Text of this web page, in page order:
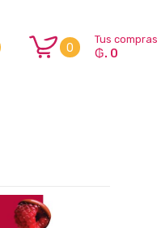
0
Tus compras
₲. 0